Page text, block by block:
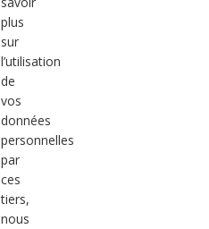
plus
sur
l’utilisation
de
vos
données
personnelles
par
ces
tiers,
nous